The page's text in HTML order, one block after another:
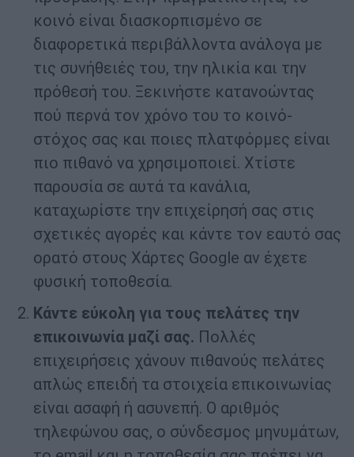
κοινό είναι διασκορπισμένο σε
διαφορετικά περιβάλλοντα ανάλογα με
τις συνήθειές του, την ηλικία και την
πρόθεσή του. Ξεκινήστε κατανοώντας
πού περνά τον χρόνο του το κοινό-
στόχος σας και ποιες πλατφόρμες είναι
πιο πιθανό να χρησιμοποιεί. Χτίστε
παρουσία σε αυτά τα κανάλια,
καταχωρίστε την επιχείρησή σας στις
σχετικές αγορές και κάντε τον εαυτό σας
ορατό στους Χάρτες Google αν έχετε
φυσική τοποθεσία.
Κάντε εύκολη για τους πελάτες την
επικοινωνία μαζί σας. Πολλές
επιχειρήσεις χάνουν πιθανούς πελάτες
απλώς επειδή τα στοιχεία επικοινωνίας
είναι ασαφή ή ασυνεπή. Ο αριθμός
τηλεφώνου σας, ο σύνδεσμος μηνυμάτων,